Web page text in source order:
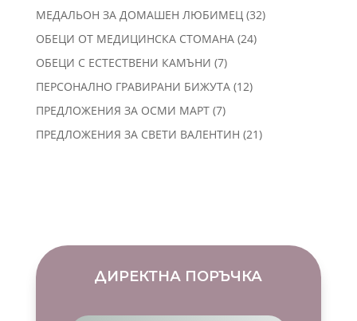
продукта
МЕДАЛЬОН ЗА ДОМАШЕН ЛЮБИМЕЦ 3232
ОБЕЦИ ОТ МЕДИЦИНСКА СТОМАНА 2424
ОБЕЦИ С ЕСТЕСТВЕНИ КАМЪНИ 77
продукта
ПЕРСОНАЛНО ГРАВИРАНИ БИЖУТА 1212
ПРЕДЛОЖЕНИЯ ЗА ОСМИ МАРТ 77
продукта
ПРЕДЛОЖЕНИЯ ЗА СВЕТИ ВАЛЕНТИН 2121
ДИРЕКТНА ПОРЪЧКА